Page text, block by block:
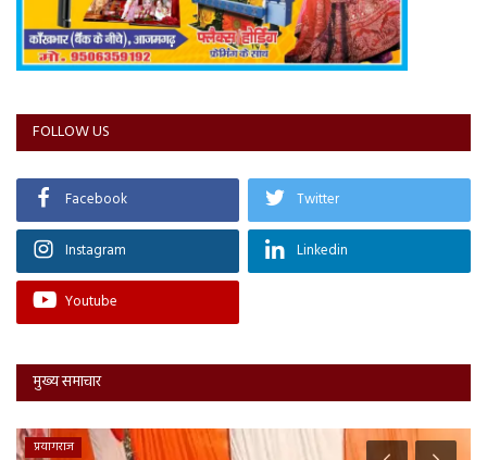
FOLLOW US
Facebook Twitter
Instagram Linkedin
Youtube
मुख्य समाचार
प्रयागराज